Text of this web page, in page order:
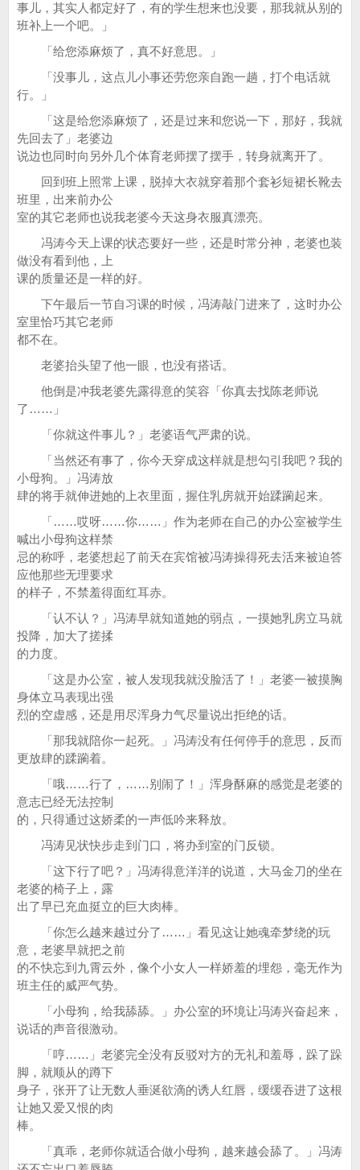
事儿，其实人都定好了，有的学生想来也没要，那我就从别的
班补上一个吧。」
「给您添麻烦了，真不好意思。」
「没事儿，这点儿小事还劳您亲自跑一趟，打个电话就
行。」
「这是给您添麻烦了，还是过来和您说一下，那好，我就
先回去了」老婆边
说边也同时向另外几个体育老师摆了摆手，转身就离开了。
回到班上照常上课，脱掉大衣就穿着那个套衫短裙长靴去
班里，出来前办公
室的其它老师也说我老婆今天这身衣服真漂亮。
冯涛今天上课的状态要好一些，还是时常分神，老婆也装
做没有看到他，上
课的质量还是一样的好。
下午最后一节自习课的时候，冯涛敲门进来了，这时办公
室里恰巧其它老师
都不在。
老婆抬头望了他一眼，也没有搭话。
他倒是冲我老婆先露得意的笑容「你真去找陈老师说
了……」
「你就这件事儿？」老婆语气严肃的说。
「当然还有事了，你今天穿成这样就是想勾引我吧？我的
小母狗。」冯涛放
肆的将手就伸进她的上衣里面，握住乳房就开始蹂躏起来。
「……哎呀……你……」作为老师在自己的办公室被学生
喊出小母狗这样禁
忌的称呼，老婆想起了前天在宾馆被冯涛操得死去活来被迫答
应他那些无理要求
的样子，不禁羞得面红耳赤。
「认不认？」冯涛早就知道她的弱点，一摸她乳房立马就
投降，加大了搓揉
的力度。
「这是办公室，被人发现我就没脸活了！」老婆一被摸胸
身体立马表现出强
烈的空虚感，还是用尽浑身力气尽量说出拒绝的话。
「那我就陪你一起死。」冯涛没有任何停手的意思，反而
更放肆的蹂躏着。
「哦……行了，……别闹了！」浑身酥麻的感觉是老婆的
意志已经无法控制
的，只得通过这娇柔的一声低吟来释放。
冯涛见状快步走到门口，将办到室的门反锁。
「这下行了吧？」冯涛得意洋洋的说道，大马金刀的坐在
老婆的椅子上，露
出了早已充血挺立的巨大肉棒。
「你怎么越来越过分了……」看见这让她魂牵梦绕的玩
意，老婆早就把之前
的不快忘到九霄云外，像个小女人一样娇羞的埋怨，毫无作为
班主任的威严气势。
「小母狗，给我舔舔。」办公室的环境让冯涛兴奋起来，
说话的声音很激动。
「哼……」老婆完全没有反驳对方的无礼和羞辱，跺了跺
脚，就顺从的蹲下
身子，张开了让无数人垂涎欲滴的诱人红唇，缓缓吞进了这根
让她又爱又恨的肉
棒。
「真乖，老师你就适合做小母狗，越来越会舔了。」冯涛